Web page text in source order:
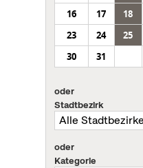
16
17 18
23
24 25
30
31
oder
Stadtbezirk
oder
Kategorie